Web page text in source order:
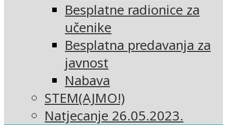
Besplatne radionice za
učenike
Besplatna predavanja za
javnost
Nabava
STEM(AJMO!)
Natjecanje 26.05.2023.